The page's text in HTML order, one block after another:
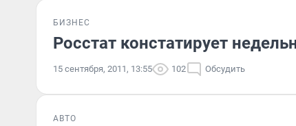
БИЗНЕС
Росстат констатирует
15 сентября, 2011, 13:55 102 Обсудить
АВТО